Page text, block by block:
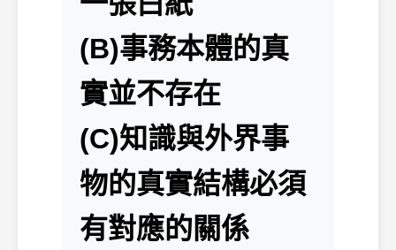
(B)事務本體的真
實並不存在
(C)知識與外界事
物的真實結構必須
有對應的關係